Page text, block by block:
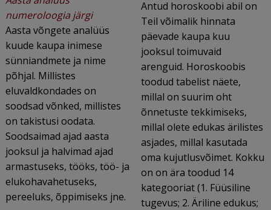
numeroloogia järgi
Aasta võngete analüüs
kuude kaupa inimese
sünniandmete ja nime
põhjal. Millistes
eluvaldkondades on
soodsad võnked, millistes
on takistusi oodata.
Soodsaimad ajad aasta
jooksul ja halvimad ajad
armastuseks, tööks, töö- ja
elukohavahetuseks,
pereeluks, õppimiseks jne.
Antud horoskoobi abil on
Teil võimalik hinnata
päevade kaupa kuu
jooksul toimuvaid
arenguid. Horoskoobis
toodud tabelist näete,
millal on suurim oht
õnnetuste tekkimiseks,
millal olete edukas ärilistes
asjades, millal kasutada
oma kujutlusvõimet. Kokku
on on ära toodud 14
kategooriat (1. Füüsiline
tugevus; 2. Äriline edukus;